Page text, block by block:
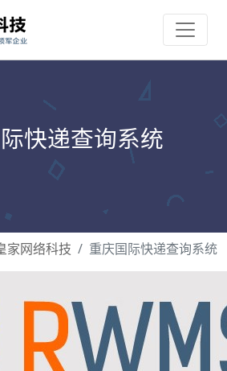
快递查询系统
家网络科技 重庆国际快递查询系统